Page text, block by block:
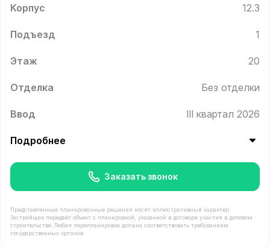
Корпус 12.3
Подъезд 1
Этаж 20
Отделка Без отделки
Ввод III квартал 2026
Подробнее
Заказать звонок
Представленные планировочные решения носят иллюстративный характер.
Застройщик передаёт объект с планировкой, указанной в договоре участия в долевом
строительстве. Любая перепланировка должна соответствовать требованиям
государственных органов.